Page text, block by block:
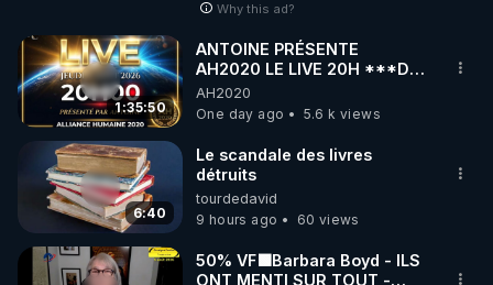
Why this ad?
1:35:50
ANTOINE PRÉSENTE
AH2020 LE LIVE 20H ***DU
06/08/2026***
AH2020
One day ago
5.6 k views
6:40
Le scandale des livres
détruits
tourdedavid
9 hours ago
60 views
50% VF🟩Barbara Boyd - ILS
ONT MENTI SUR TOUT -